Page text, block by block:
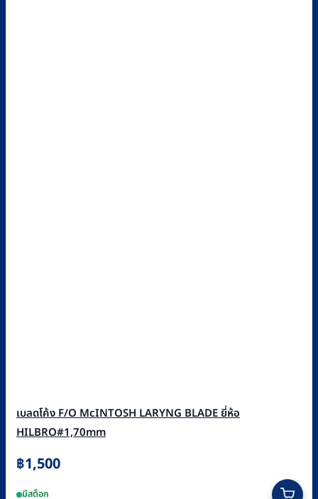
เบลดโค้ง F/O McINTOSH LARYNG BLADE ยี่ห้อ
HILBRO#1,70mm
฿1,500
มีสต็อก